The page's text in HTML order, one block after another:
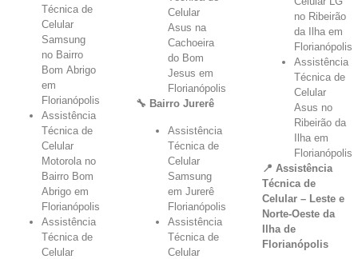
Técnica de
Celular
Samsung
no Bairro
Bom Abrigo
em
Florianópolis
Assistência
Técnica de
Celular
Motorola no
Bairro Bom
Abrigo em
Florianópolis
Assistência
Técnica de
Celular
Celular
Asus na
Cachoeira
do Bom
Jesus em
Florianópolis
🔧 Bairro Jurerê
Assistência
Técnica de
Celular
Samsung
em Jurerê
Florianópolis
Assistência
Técnica de
Celular
no Ribeirão
da Ilha em
Florianópolis
Assistência
Técnica de
Celular
Asus no
Ribeirão da
Ilha em
Florianópolis
📍 Assistência
Técnica de
Celular – Leste e
Norte-Oeste da
Ilha de
Florianópolis